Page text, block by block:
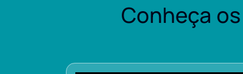
Conheça